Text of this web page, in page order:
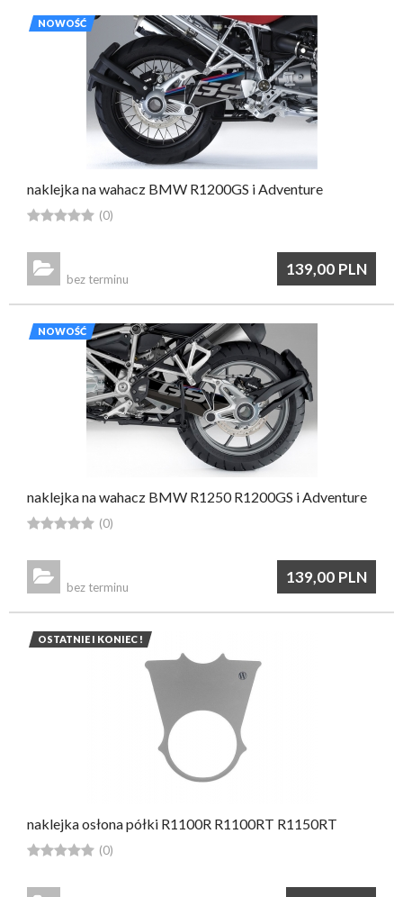
NOWOŚĆ
naklejka na wahacz BMW R1200GS i Adventure
 (0)
139,00 PLN

bez terminu
NOWOŚĆ
naklejka na wahacz BMW R1250 R1200GS i Adventure
 (0)
139,00 PLN

bez terminu
OSTATNIE I KONIEC !
naklejka osłona półki R1100R R1100RT R1150RT
 (0)